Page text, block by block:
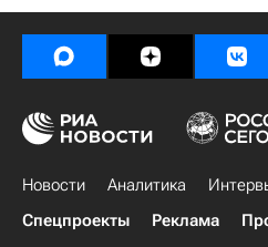
Новости Аналитика
Спецпроекты
Реклама